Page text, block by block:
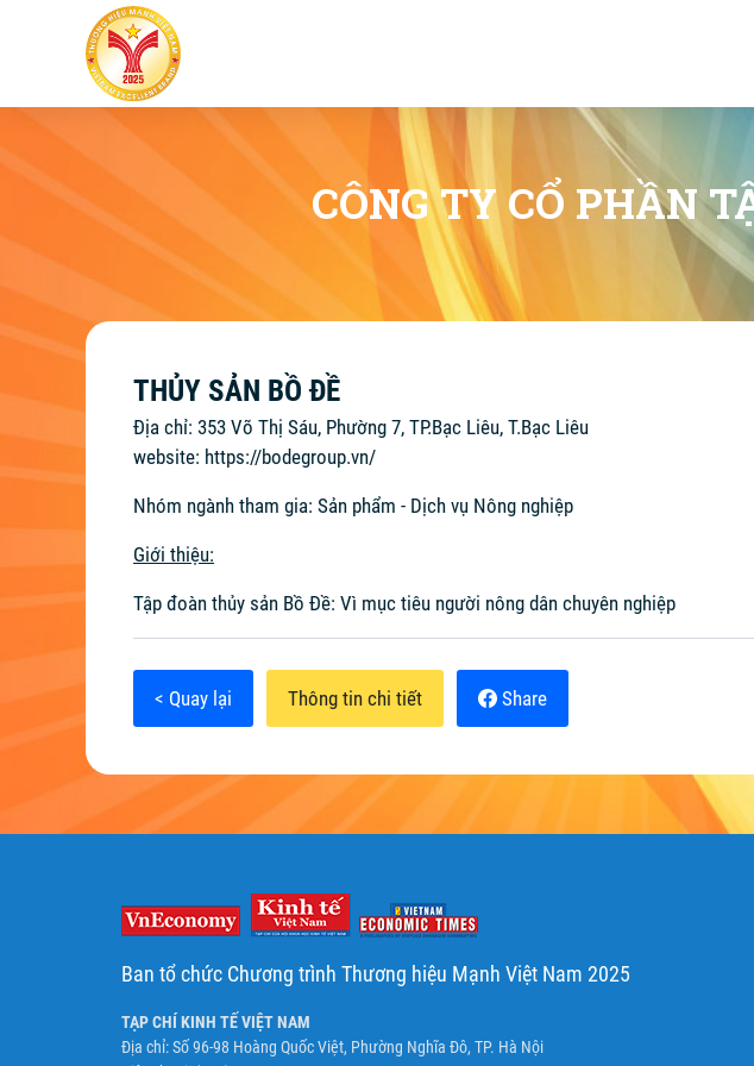
CÔNG TY CỔ PHẦN
THỦY SẢN BỒ ĐỀ
Địa chỉ: 353 Võ Thị Sáu, Phường 7, TP.Bạc Liêu, T.Bạc Liêu
website: https://bodegroup.vn/
Nhóm ngành tham gia: Sản phẩm - Dịch vụ Nông nghiệp
Giới thiệu:
Tập đoàn thủy sản Bồ Đề: Vì mục tiêu người nông dân chuyên nghiệp
< Quay lại Thông tin chi tiết Share
Ban tổ chức Chương trình Thương hiệu Mạnh Việt Nam 2025
TẠP CHÍ KINH TẾ VIỆT NAM
Địa chỉ: Số 96-98 Hoàng Quốc Việt, Phường Nghĩa Đô, TP. Hà Nội